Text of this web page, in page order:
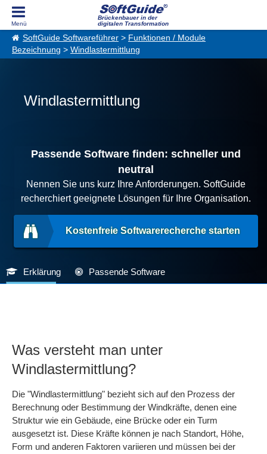
Brückenbauer in der
digitalen Transformation
SoftGuide Softwareführer > Funktionen / Module
Bezeichnung > Windlastermittlung
Windlastermittlung
Passende Software finden: schneller und
neutral
Nennen Sie uns kurz Ihre Anforderungen. SoftGuide
recherchiert geeignete Lösungen für Ihre Organisation.
Kostenfreie Softwarerecherche starten
Erklärung Passende Software
Was versteht man unter
Windlastermittlung?
Die "Windlastermittlung" bezieht sich auf den Prozess der
Berechnung oder Bestimmung der Windkräfte, denen eine
Struktur wie ein Gebäude, eine Brücke oder ein Turm
ausgesetzt ist. Diese Kräfte können je nach Standort, Höhe,
Form und anderen Faktoren variieren und müssen bei der